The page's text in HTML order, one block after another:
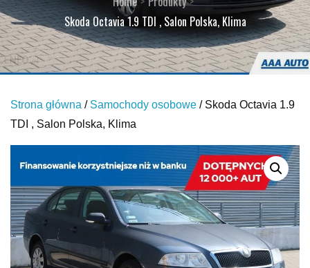
Skoda Octavia 1.9 TDI , Salon Polska, Klima
Strona główna / Samochody osobowe / Skoda Octavia 1.9
TDI , Salon Polska, Klima